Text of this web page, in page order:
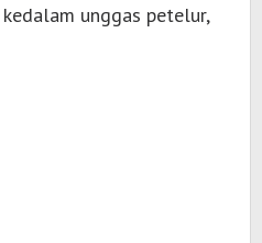
unggas petelur,